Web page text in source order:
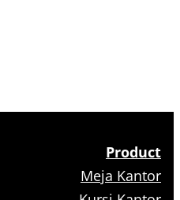
Product
Meja Kantor